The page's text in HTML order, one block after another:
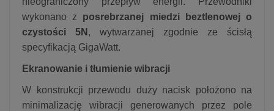
wykonano z posrebrzanej miedzi beztlenowej o
czystości 5N , wytwarzanej zgodnie ze ścisłą
specyfikacją GigaWatt.
Ekranowanie i tłumienie wibracji
W konstrukcji przewodu duży nacisk położono na
minimalizację wibracji generowanych przez pole